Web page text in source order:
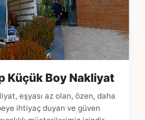
Küçük Boy Nakliyat
eşyası az olan, özen, daha
ihtiyaç duyan ve güven